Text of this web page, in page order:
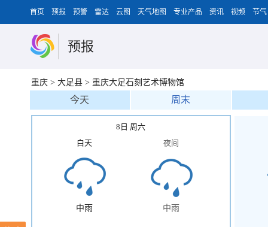
首页 预报 预警 雷达 云图 天气地图 专业产品 资讯 视频 节气
预报
重庆 > 大足县 > 重庆大足石刻艺术博物馆
今天 周末
8日 周六
白天
中雨
夜间
中雨